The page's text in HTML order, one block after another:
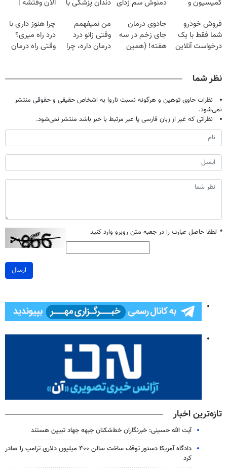
کمیسیون و
دمنوش سم زدای دندان پزشکی با
خانگی
الان وقتشه |
میلیون تومان!!!
فروش خودرو
شما فقط با یک
درخواست آنلاین
جادوی درمان
جای زخم در سه
هفته! (همین
من نمیفهمم
وقتی زانو درد
درمان داره، چرا
چرا هنوز داری با
درد راه میری؟
وقتی راه درمان
نظر شما
نظرات حاوی توهین و هرگونه نسبت ناروا به اشخاص حقیقی و حقوقی منتشر
نمی‌شود.
نظراتی که غیر از زبان فارسی یا غیر مرتبط با خبر باشد منتشر نمی‌شود.
* لطفا حاصل عبارت را در جعبه متن روبرو وارد کنید
ارسال
تازه‌ترین اخبار
آیت الله حسینی: خبرنگاران خط‌شکنان جبهه جهاد تبیین هستند
دادگاه آمریکا دستور توقف ساخت سالن ۴۰۰ میلیون دلاری ترامپ را صادر
کرد